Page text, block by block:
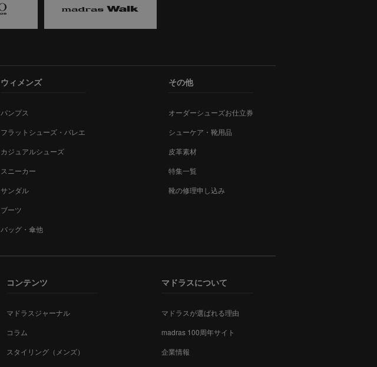
ウィメンズ
パンプス
フラットシューズ・バレエ
カジュアルシューズ
スニーカー
サンダル
ブーツ
バッグ・傘他
その他
オーダーシューズお仕立券
シューケア・靴用品
皮革素材
特集一覧
靴の修理申し込み
コンテンツ
マドラスジャーナル
コラム
スタイリング（メンズ）
マドラスについて
マドラスが選ばれる理由
madras 100周年サイト
企業情報